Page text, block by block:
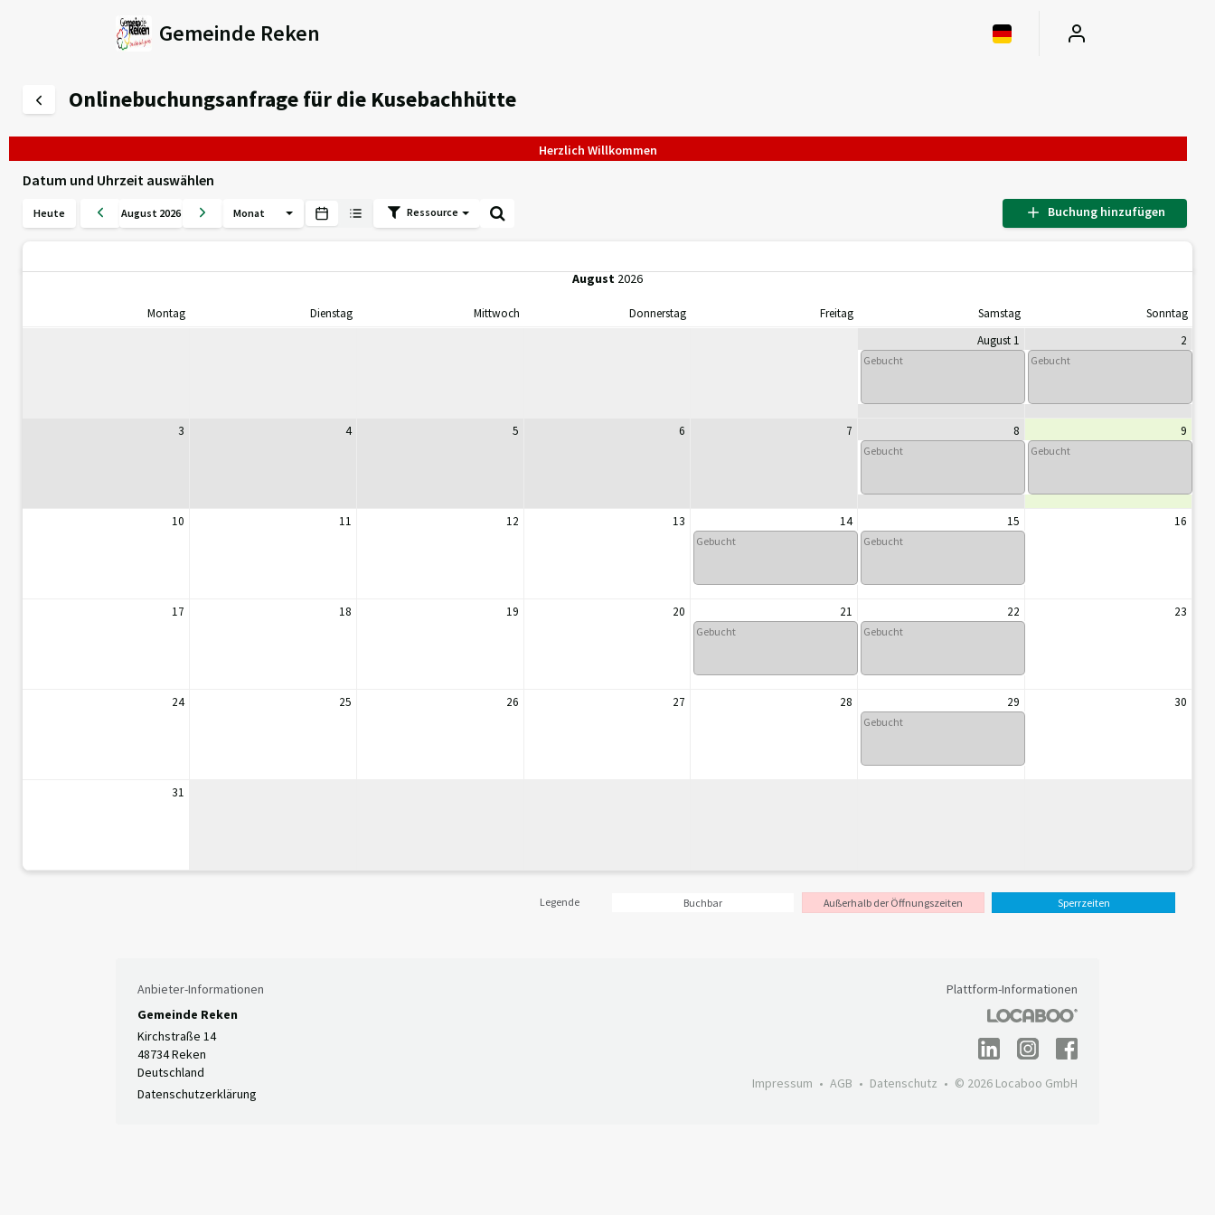
Gemeinde Reken
Onlinebuchungsanfrage für die Kusebachhütte
Herzlich Willkommen
Datum und Uhrzeit auswählen
Heute August 2026 Monat Ressource Buchung hinzufügen
August 2026
Montag Dienstag Mittwoch Donnerstag Freitag Samstag Sonntag
3
10
17
24
31
4
11
18
25
5
12
19
26
6
13
20
27
7
14
21
28
August 1
8
15
22
29
2
9
16
23
30
Gebucht Gebucht
Gebucht Gebucht
Gebucht Gebucht
Gebucht Gebucht
Gebucht
Legende Buchbar Außerhalb der Öffnungszeiten Sperrzeiten
Anbieter-Informationen
Gemeinde Reken
Kirchstraße 14
48734 Reken
Deutschland
Datenschutzerklärung
Plattform-Informationen
Impressum AGB Datenschutz © 2026 Locaboo GmbH